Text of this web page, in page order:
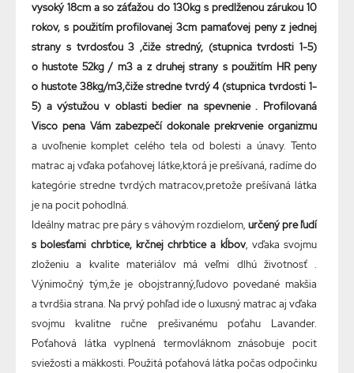
vysoký 18cm a so záťažou do 130kg s predlženou zárukou 10
rokov, s použitím profilovanej 3cm pamaťovej peny z jednej
strany s tvrdosťou 3 ,čiže stredný, (stupnica tvrdosti 1-5)
o hustote 52kg / m3 a z druhej strany s použitím HR peny
o hustote 38kg/m3,čiže stredne tvrdý 4 (stupnica tvrdosti 1-
5) a výstužou v oblasti bedier na spevnenie . Profilovaná
Visco pena Vám zabezpečí dokonale prekrvenie organizmu
a uvoľnenie komplet celého tela od bolesti a únavy. Tento
matrac aj vďaka poťahovej látke,ktorá je prešívaná, radíme do
kategórie stredne tvrdých matracov,pretože prešívaná látka
je na pocit pohodlná.
Ideálny matrac pre páry s váhovým rozdielom, určený pre ľudí
s bolesťami chrbtice, krčnej chrbtice a kĺbov, vďaka svojmu
zloženiu a kvalite materiálov má veľmi dlhú životnosť .
Výnimočný tým,že je obojstranný,ľudovo povedané makšia
a tvrdšia strana. Na prvý pohľad ide o luxusný matrac aj vďaka
svojmu kvalitne ručne prešivanému poťahu Lavander.
Poťahová látka vyplnená termovláknom znásobuje pocit
sviežosti a mäkkosti. Použitá poťahová látka počas odpočinku